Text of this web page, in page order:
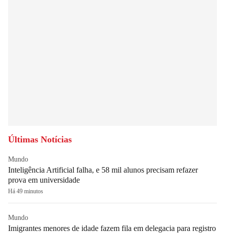
Últimas Notícias
Mundo
Inteligência Artificial falha, e 58 mil alunos precisam refazer
prova em universidade
Há 49 minutos
Mundo
Imigrantes menores de idade fazem fila em delegacia para registro